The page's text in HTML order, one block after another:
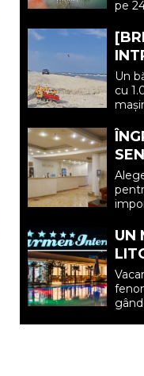
pe
Un
cu
UN